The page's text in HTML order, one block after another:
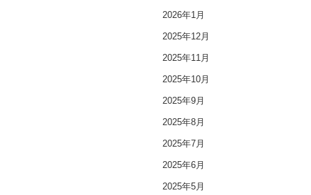
2026年1月
2025年12月
2025年11月
2025年10月
2025年9月
2025年8月
2025年7月
2025年6月
2025年5月